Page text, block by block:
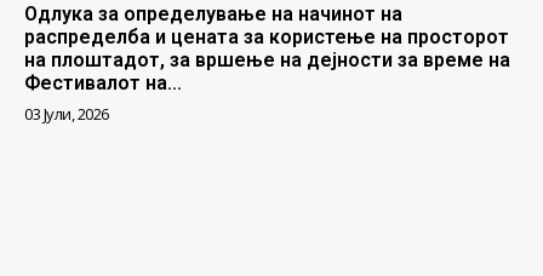
Одлука за определување на начинот на
распределба и цената за користење на просторот
на плоштадот, за вршење на дејности за време на
Фестивалот на...
03 Јули, 2026